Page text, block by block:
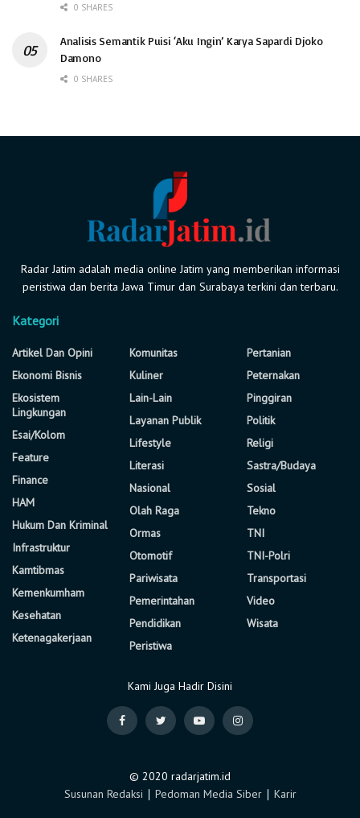
0 SHARES
Analisis Semantik Puisi ‘Aku Ingin’ Karya Sapardi Djoko
Damono
0 SHARES
Radar Jatim adalah media online Jatim yang memberikan informasi
peristiwa dan berita Jawa Timur dan Surabaya terkini dan terbaru.
Kategori
Artikel Dan Opini
Ekonomi Bisnis
Ekosistem
Lingkungan
Esai/Kolom
Feature
Finance
HAM
Hukum Dan Kriminal
Infrastruktur
Kamtibmas
Kemenkumham
Kesehatan
Ketenagakerjaan
Komunitas
Kuliner
Lain-Lain
Layanan Publik
Lifestyle
Literasi
Nasional
Olah Raga
Ormas
Otomotif
Pariwisata
Pemerintahan
Pendidikan
Peristiwa
Pertanian
Peternakan
Pinggiran
Politik
Religi
Sastra/Budaya
Sosial
Tekno
TNI
TNI-Polri
Transportasi
Video
Wisata
Kami Juga Hadir Disini
© 2020 radarjatim.id
Susunan Redaksi ∣ Pedoman Media Siber∣ Karir